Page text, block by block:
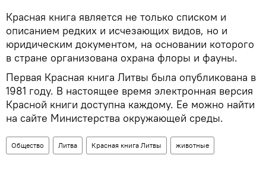
Красная книга является не только списком и
описанием редких и исчезающих видов, но и
юридическим документом, на основании которого
в стране организована охрана флоры и фауны.
Первая Красная книга Литвы была опубликована в
1981 году. В настоящее время электронная версия
Красной книги доступна каждому. Ее можно найти
на сайте Министерства окружающей среды.
Общество Литва Красная книга Литвы животные